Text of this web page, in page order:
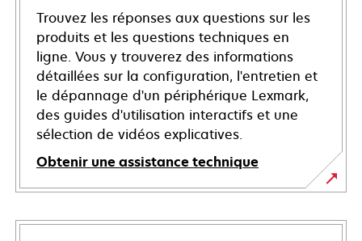
Trouvez les réponses aux questions sur les
produits et les questions techniques en
ligne. Vous y trouverez des informations
détaillées sur la configuration, l'entretien et
le dépannage d'un périphérique Lexmark,
des guides d'utilisation interactifs et une
sélection de vidéos explicatives.
Obtenir une assistance technique
s’ouvre
dans